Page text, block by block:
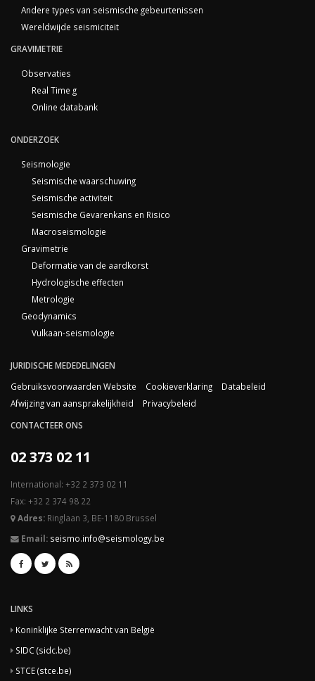
Andere types van seismische gebeurtenissen
Wereldwijde seismiciteit
GRAVIMETRIE
Observaties
Real Time g
Online databank
ONDERZOEK
Seismologie
Seismische waarschuwing
Seismische activiteit
Seismische Gevarenkans en Risico
Macroseismologie
Gravimetrie
Deformatie van de aardkorst
Hydrologische effecten
Metrologie
Geodynamics
Vulkaan-seismologie
JURIDISCHE MEDEDELINGEN
Gebruiksvoorwaarden Website
Cookieverklaring
Databeleid
Afwijzing van aansprakelijkheid
Privacybeleid
CONTACTEER ONS
02 373 02 11
International: +32 2 373 02 11
Fax: +32 2 374 98 22
Adres: Ringlaan 3, BE-1180 Brussel
Email: seismo.info@seismology.be
LINKS
Koninklijke Sterrenwacht van België
SIDC (sidc.be)
STCE (stce.be)